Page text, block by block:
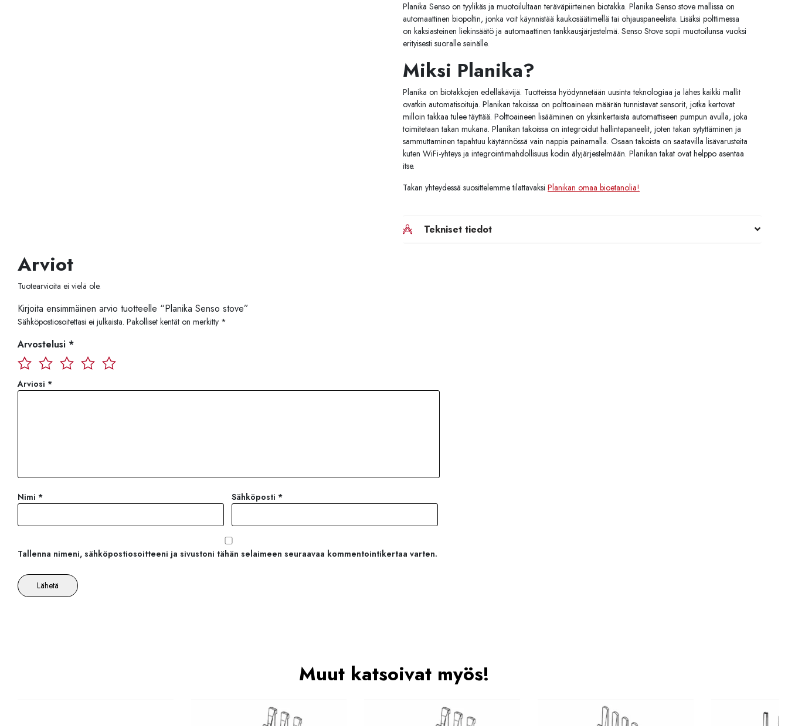
Planika Senso on tyylikäs ja muotoilultaan teräväpiirteinen biotakka. Planika Senso stove mallissa on
automaattinen biopoltin, jonka voit käynnistää kaukosäätimellä tai ohjauspaneelista. Lisäksi polttimessa
on kaksiasteinen liekinsäätö ja automaattinen tankkausjärjestelmä. Senso Stove sopii muotoilunsa vuoksi
erityisesti suoralle seinälle.
Miksi Planika?
Planika on biotakkojen edelläkävijä. Tuotteissa hyödynnetään uusinta teknologiaa ja lähes kaikki mallit
ovatkin automatisoituja. Planikan takoissa on polttoaineen määrän tunnistavat sensorit, jotka kertovat
milloin takkaa tulee täyttää. Polttoaineen lisääminen on yksinkertaista automattiseen pumpun avulla, joka
toimitetaan takan mukana. Planikan takoissa on integroidut hallintapaneelit, joten takan sytyttäminen ja
sammuttaminen tapahtuu käytännössä vain nappia painamalla. Osaan takoista on saatavilla lisävarusteita
kuten WiFi-yhteys ja integrointimahdollisuus kodin älyjärjestelmään. Planikan takat ovat helppo asentaa
itse.
Takan yhteydessä suosittelemme tilattavaksi Planikan omaa bioetanolia!
Tekniset tiedot
Arviot
Tuotearvioita ei vielä ole.
Kirjoita ensimmäinen arvio tuotteelle “Planika Senso stove”
Sähköpostiosoitettasi ei julkaista. Pakolliset kentät on merkitty *
Arvostelusi *
Arviosi *
Nimi * Sähköposti *
Tallenna nimeni, sähköpostiosoitteeni ja sivustoni tähän selaimeen seuraavaa kommentointikertaa varten.
Muut katsoivat myös!